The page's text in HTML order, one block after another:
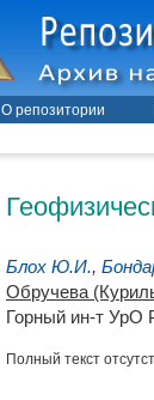
О репозитории
Блох Ю.И.,
Обручева
Горный ин-т УрО
Полный текст